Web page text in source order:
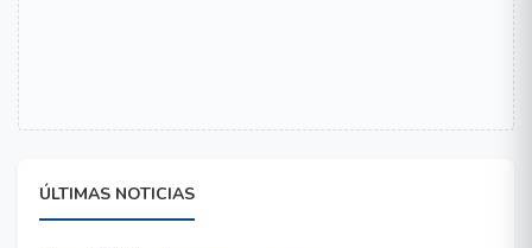
ÚLTIMAS NOTICIAS